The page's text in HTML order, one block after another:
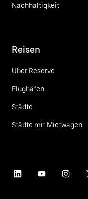
Nachhaltigkeit
Reisen
Uber Reserve
Flughäfen
Städte
Städte mit Mietwagen